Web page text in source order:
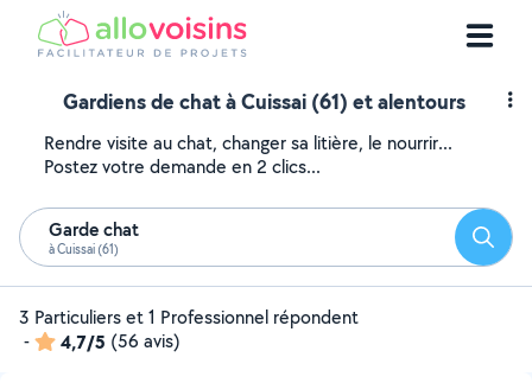
Gardiens de chat à Cuissai (61) et alentours
Rendre visite au chat, changer sa litière, le nourrir...
Postez votre demande en 2 clics...
Garde chat
à Cuissai (61)
3 Particuliers et 1 Professionnel répondent
-
4,7/5 (56 avis)